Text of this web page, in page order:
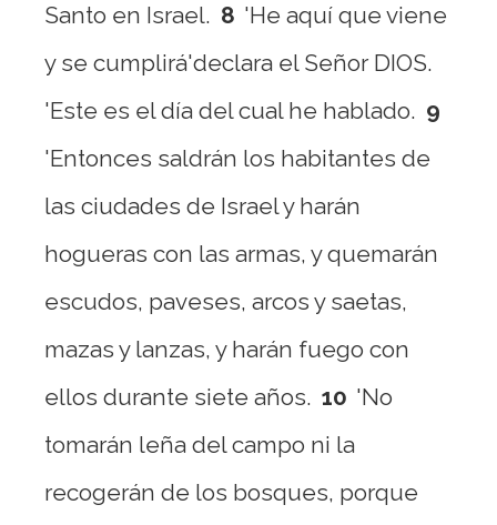
Santo en Israel. 8 'He aquí que viene
y se cumplirá'declara el Señor DIOS.
'Este es el día del cual he hablado. 9
'Entonces saldrán los habitantes de
las ciudades de Israel y harán
hogueras con las armas, y quemarán
escudos, paveses, arcos y saetas,
mazas y lanzas, y harán fuego con
ellos durante siete años. 10 'No
tomarán leña del campo ni la
recogerán de los bosques, porque